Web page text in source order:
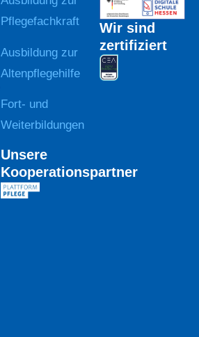
Pflegefachkraft
Ausbildung zur
Altenpflegehilfe
Fort- und
Weiterbildungen
Unsere
Kooperationspartner
Wir sind
zertifiziert